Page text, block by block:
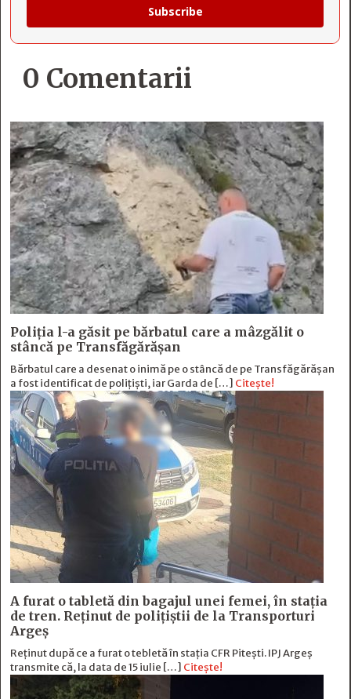
Subscribe
0 Comentarii
Poliția l-a găsit pe bărbatul care a mâzgălit o
stâncă pe Transfăgărășan
Bărbatul care a desenat o inimă pe o stâncă de pe Transfăgărășan
a fost identificat de polițiști, iar Garda de […] Citește!
A furat o tabletă din bagajul unei femei, în stația
de tren. Reținut de polițiștii de la Transporturi
Argeș
Reținut după ce a furat o tebletă în stația CFR Pitești. IPJ Argeș
transmite că, la data de 15 iulie […] Citește!